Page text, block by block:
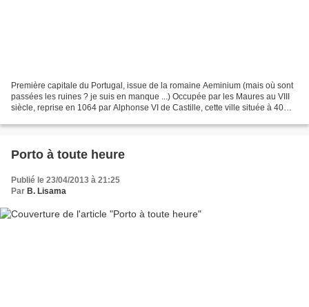
Première capitale du Portugal, issue de la romaine Aeminium (mais où sont
passées les ruines ? je suis en manque ...) Occupée par les Maures au VIII
siècle, reprise en 1064 par Alphonse VI de Castille, cette ville située à 40
Porto à toute heure
Publié le 23/04/2013 à 21:25
Par B. Lisama